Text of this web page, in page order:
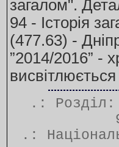
загалом".
94 - Історія
(477.63) -
”2014/2016” -
.:
.: